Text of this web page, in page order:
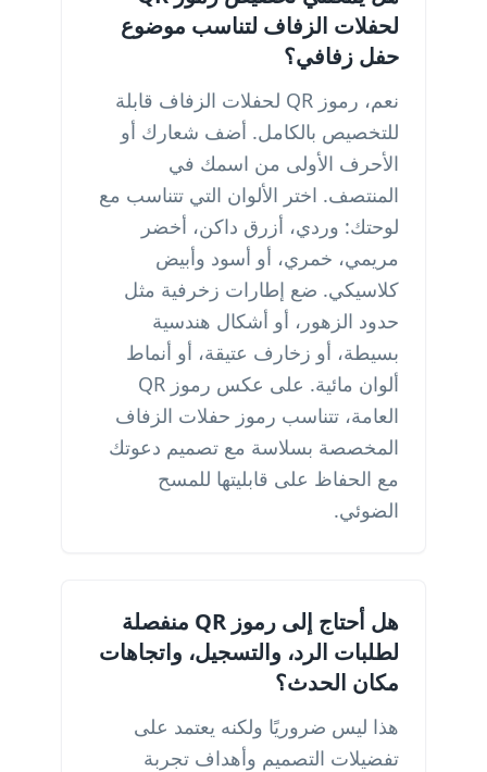
لحفلات الزفاف لتناسب موضوع
حفل زفافي؟
نعم، رموز QR لحفلات الزفاف قابلة
للتخصيص بالكامل. أضف شعارك أو
الأحرف الأولى من اسمك في
المنتصف. اختر الألوان التي تتناسب مع
لوحتك: وردي، أزرق داكن، أخضر
مريمي، خمري، أو أسود وأبيض
كلاسيكي. ضع إطارات زخرفية مثل
حدود الزهور، أو أشكال هندسية
بسيطة، أو زخارف عتيقة، أو أنماط
ألوان مائية. على عكس رموز QR
العامة، تتناسب رموز حفلات الزفاف
المخصصة بسلاسة مع تصميم دعوتك
مع الحفاظ على قابليتها للمسح
الضوئي.
هل أحتاج إلى رموز QR منفصلة
لطلبات الرد، والتسجيل، واتجاهات
مكان الحدث؟
هذا ليس ضروريًا ولكنه يعتمد على
تفضيلات التصميم وأهداف تجربة